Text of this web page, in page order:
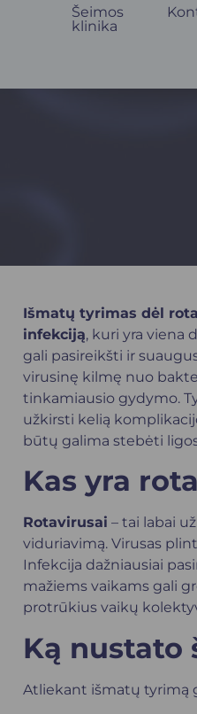
Šeimos
klinika
Išmatų tyrimas dėl
infekciją, kuri yra viena
gali pasireikšti ir
virusinę kilmę nuo
tinkamiausio gydymo.
užkirsti kelią
būtų galima stebėti
Kas yra
Rotavirusai – tai labai
viduriavimą. Virusas
Infekcija dažniausiai
mažiems vaikams gali
protrūkius vaikų
Ką nustato
Atliekant išmatų tyrimą